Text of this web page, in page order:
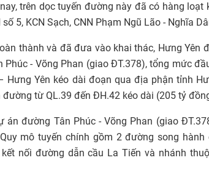
trên dọc tuyến đường này đã có hàng loạt
5, KCN Sạch, CNN Phạm Ngũ Lão - Nghĩa
thành và đã đưa vào khai thác, Hưng Yên
- Võng Phan (giao ĐT.378), tổng mức
Yên kéo dài đoạn qua địa phận tỉnh
từ QL.39 đến ĐH.42 kéo dài (205 tỷ
đường Tân Phúc - Võng Phan (giao
mô tuyến chính gồm 2 đường song
nối đường dẫn cầu La Tiến và nhánh